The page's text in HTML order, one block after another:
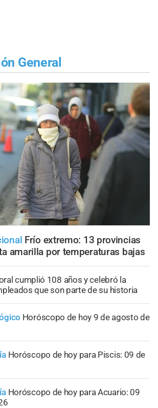
General
Frío extremo: 13 provincias
amarilla por temperaturas bajas
cumplió 108 años y celebró la
que son parte de su historia
Horóscopo de hoy 9 de agosto de
Horóscopo de hoy para Piscis: 09 de
Horóscopo de hoy para Acuario: 09